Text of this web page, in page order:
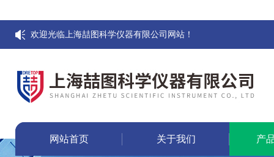
欢迎光临上海喆图科学仪器有限公司网站！
网站首页 关于我们 产